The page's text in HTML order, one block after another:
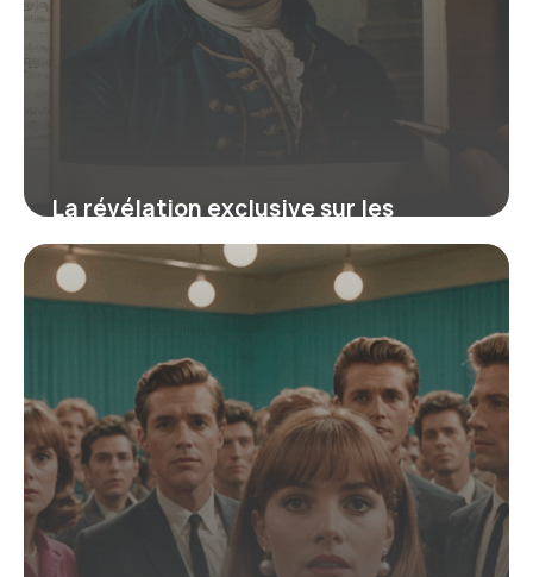
La révélation exclusive sur les
manuscrits de Bach qui révolutionne
votre compréhension de ses œuvres